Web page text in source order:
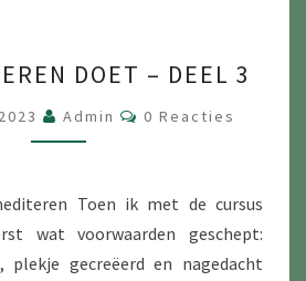
MEDITEREN
DOET
–
3
DOET – DEEL 3
Admin Reacties
0 Reacties
Toen ik met de cursus
wat voorwaarden geschept:
plekje gecreëerd en nagedacht